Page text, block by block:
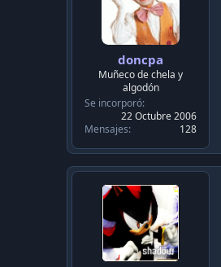
doncpa
Muñeco de chela y
algodón
Se incorporó
22 Octubre 2006
Mensajes
128